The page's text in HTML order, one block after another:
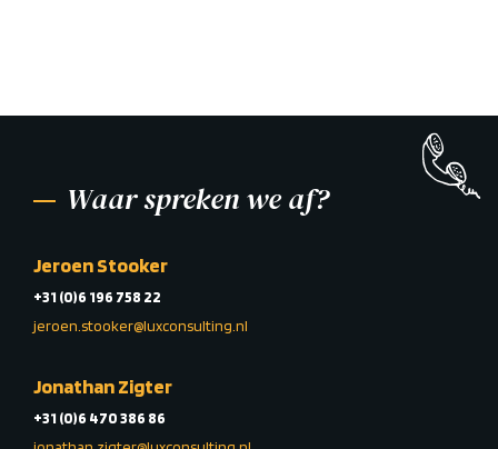
Waar spreken we af?
Jeroen Stooker
+31 (0)6 196 758 22
jeroen.stooker@luxconsulting.nl
Jonathan Zigter
+31 (0)6 470 386 86